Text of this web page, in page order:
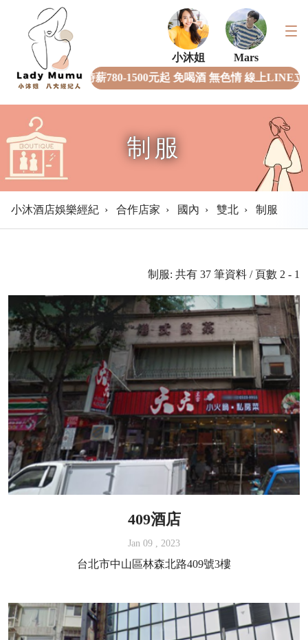
小沐姐
Mars
團隊 時薪780-1500元起 免喝酒 無色情 線上LINE立即面試諮
制服
小沐酒店娛樂經紀 › 合作店家 › 國內 › 雙北 › 制服
制服: 共有 37 筆資料 / 頁數 2 - 1
409酒店
Jan 09 , 2023
台北市中山區林森北路409號3樓